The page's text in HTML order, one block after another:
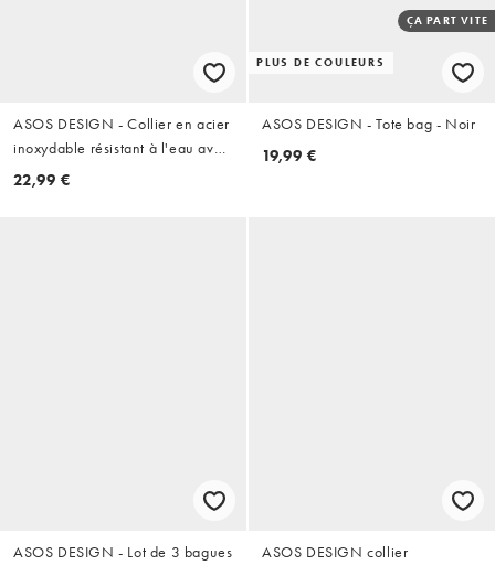
ASOS DESIGN - Collier en acier
inoxydable résistant à l'eau avec
pendentif pièce gravée - Argenté
22,99 €
PLUS DE COULEURS
ÇA PART VITE
ASOS DESIGN - Tote bag - Noir
19,99 €
ASOS DESIGN - Lot de 3 bagues
ASOS DESIGN collier